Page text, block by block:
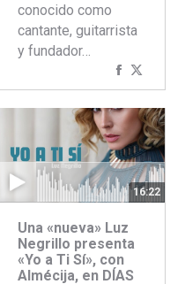
conocido como
cantante, guitarrista
y fundador…
Compartir
concon
16:22
Una «nueva» Luz
Negrillo presenta
«Yo a Ti Sí», con
Almécija, en DÍAS